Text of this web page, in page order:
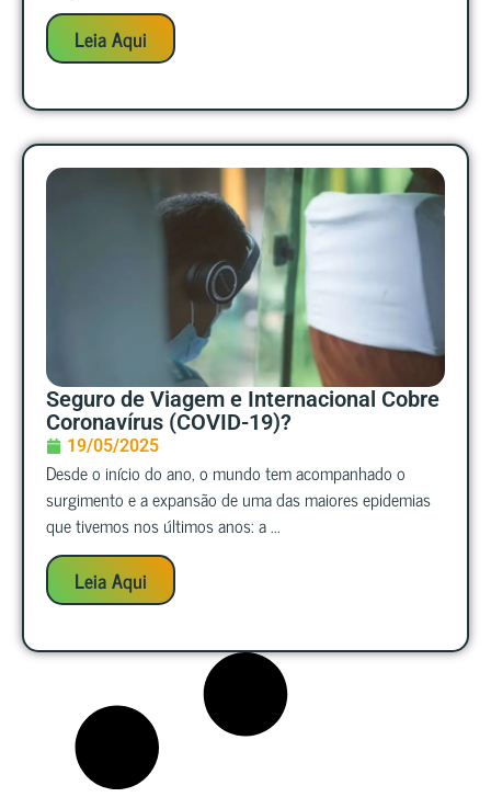
Leia Aqui
Seguro de Viagem e Internacional Cobre
Coronavírus (COVID-19)?
19/05/2025
Desde o início do ano, o mundo tem acompanhado o
surgimento e a expansão de uma das maiores epidemias
que tivemos nos últimos anos: a ...
Leia Aqui